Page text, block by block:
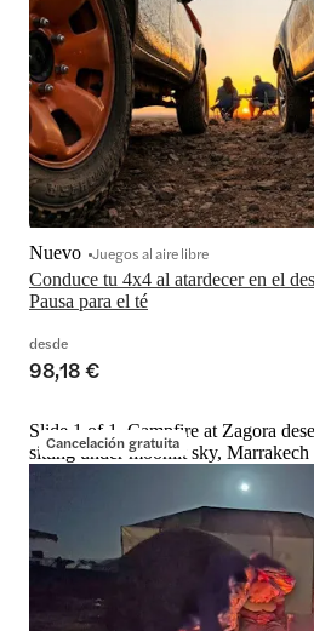
Conduce tu 4x4 al atardecer en el
Pausa para el té
Nuevo Juegos al aire libre
desde
98,18 €
Cancelación gratuita
Slide 1 of 1, Campfire at Zagora
sitting under moonlit sky, Marrakech